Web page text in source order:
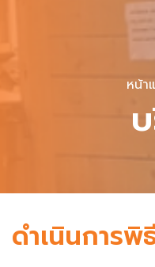
หน้า
ดำเนินการพิ